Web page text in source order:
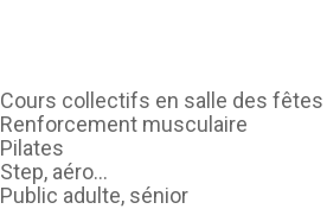
Cours collectifs en salle des fêtes
Renforcement musculaire
Pilates
Step, aéro…
Public adulte, sénior